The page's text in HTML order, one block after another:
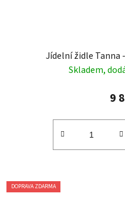
Jídelní židle Tanna
Skladem,
9
DOPRAVA ZDARMA